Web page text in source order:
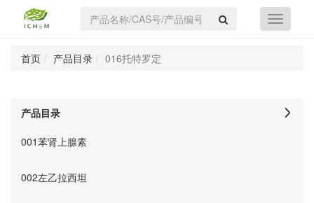
首页 产品目录 016托特罗定
产品目录
001苯肾上腺素
002左乙拉西坦